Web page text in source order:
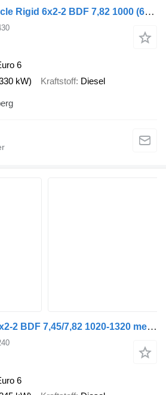
Rigid 6x2-2 BDF 7,82 1000 (646526)
6
kW) Kraftstoff Diesel
MAN Vehicle Rigid 6x2-2 BDF 7,45/7,82 1020-1320 mechanic
6